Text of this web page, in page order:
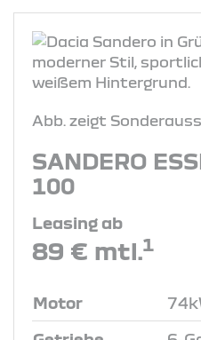
Abb. zeigt
SANDERO
100
Leasing ab
89 € mtl.1
Motor